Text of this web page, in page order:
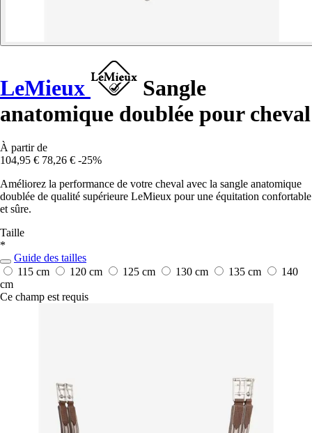
LeMieux
Sangle
anatomique doublée pour cheval
À partir de
104,95 € 78,26 € -25%
Améliorez la performance de votre cheval avec la sangle anatomique
doublée de qualité supérieure LeMieux pour une équitation confortable
et sûre.
Taille
*
Guide des tailles
115 cm
120 cm 125 cm 130 cm 135 cm
140
cm
Ce champ est requis